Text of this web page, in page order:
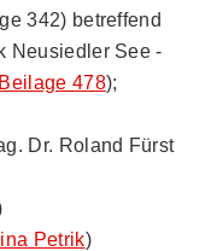
342) betreffend
Neusiedler See -
Beilage 478);
Dr. Roland Fürst
Petrik)